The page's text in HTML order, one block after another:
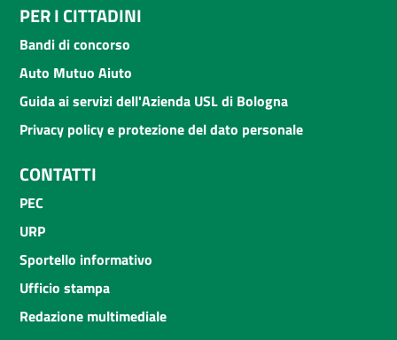
PER I CITTADINI
Bandi di concorso
Auto Mutuo Aiuto
Guida ai servizi dell'Azienda USL di Bologna
Privacy policy e protezione del dato personale
CONTATTI
PEC
URP
Sportello informativo
Ufficio stampa
Redazione multimediale